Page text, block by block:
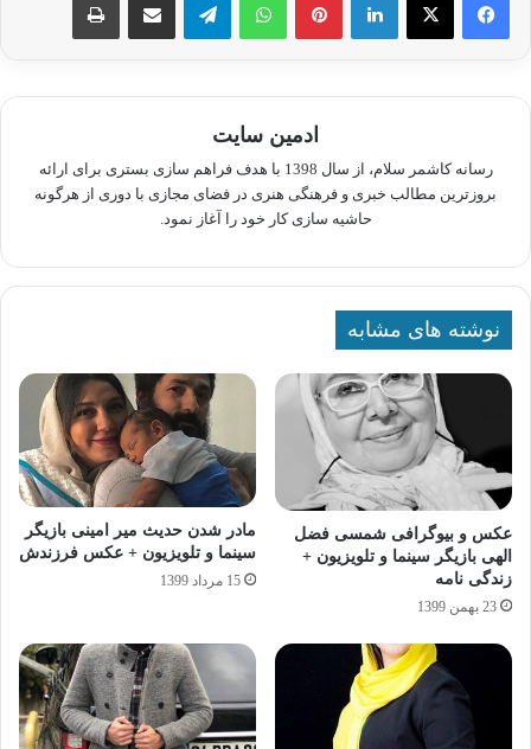
ادمین سایت
رسانه کاشمر سلام، از سال 1398 با هدف فراهم سازی بستری برای ارائه
بروزترین مطالب خبری و فرهنگی هنری در فضای مجازی با دوری از هرگونه
حاشیه سازی کار خود را آغاز نمود.
نوشته های مشابه
عکس و بیوگرافی شمسی فضل
الهی بازیگر سینما و تلویزیون +
زندگی نامه
23 بهمن 1399
مادر شدن حدیث میر امینی بازیگر
سینما و تلویزیون + عکس فرزندش
15 مرداد 1399